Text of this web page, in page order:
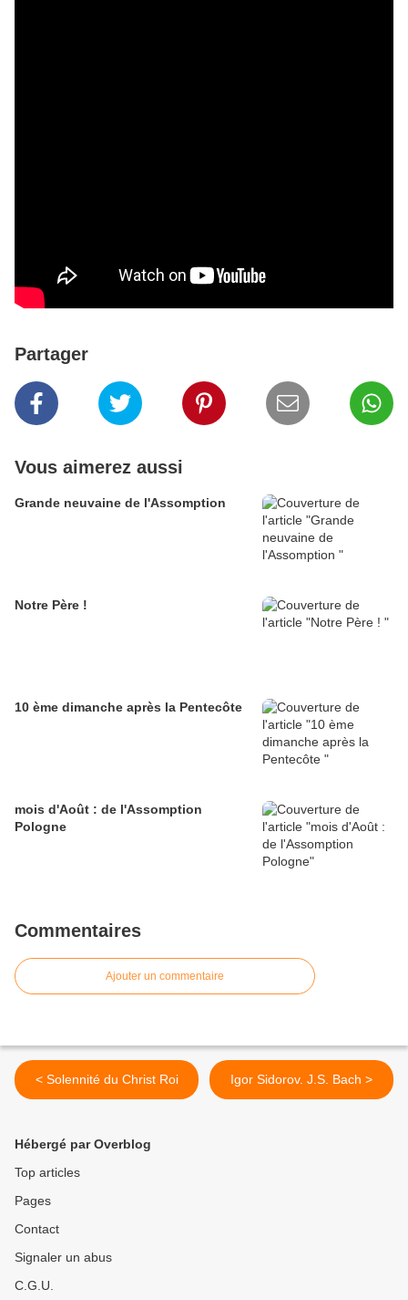
Partager
Vous aimerez aussi
Grande neuvaine de l'Assomption
Notre Père !
10 ème dimanche après la Pentecôte
mois d'Août : de l'Assomption
Pologne
Commentaires
Ajouter un commentaire
< Solennité du Christ Roi Igor Sidorov. J.S. Bach >
Hébergé par Overblog
Top articles
Pages
Contact
Signaler un abus
C.G.U.